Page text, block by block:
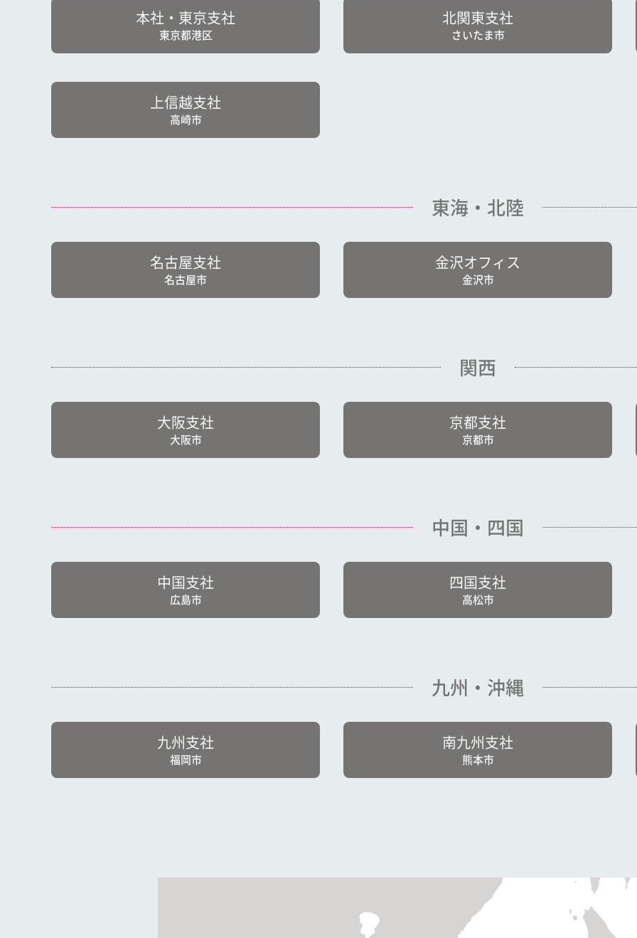
本社・東京支社
東京都港区
北関東支社
さいたま市
上信越支社
高崎市
東海・北陸
名古屋支社
名古屋市
金沢オフィス
金沢市
関西
大阪支社
大阪市
京都支社
京都市
中国・四国
中国支社
広島市
四国支社
高松市
九州・沖縄
九州支社
福岡市
南九州支社
熊本市